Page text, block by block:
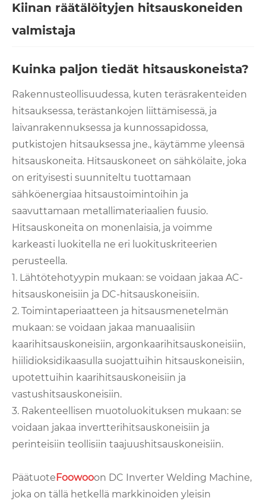
Kiinan räätälöityjen hitsauskoneiden
valmistaja
Kuinka paljon tiedät hitsauskoneista?
Rakennusteollisuudessa, kuten teräsrakenteiden
hitsauksessa, terästankojen liittämisessä, ja
laivanrakennuksessa ja kunnossapidossa,
putkistojen hitsauksessa jne., käytämme yleensä
hitsauskoneita. Hitsauskoneet on sähkölaite, joka
on erityisesti suunniteltu tuottamaan
sähköenergiaa hitsaustoimintoihin ja
saavuttamaan metallimateriaalien fuusio.
Hitsauskoneita on monenlaisia, ja voimme
karkeasti luokitella ne eri luokituskriteerien
perusteella.
1. Lähtötehotyypin mukaan: se voidaan jakaa AC-
hitsauskoneisiin ja DC-hitsauskoneisiin.
2. Toimintaperiaatteen ja hitsausmenetelmän
mukaan: se voidaan jakaa manuaalisiin
kaarihitsauskoneisiin, argonkaarihitsauskoneisiin,
hiilidioksidikaasulla suojattuihin hitsauskoneisiin,
upotettuihin kaarihitsauskoneisiin ja
vastushitsauskoneisiin.
3. Rakenteellisen muotoluokituksen mukaan: se
voidaan jakaa invertterihitsauskoneisiin ja
perinteisiin teollisiin taajuushitsauskoneisiin.
Päätuote Foowooon DC Inverter Welding Machine,
joka on tällä hetkellä markkinoiden yleisin